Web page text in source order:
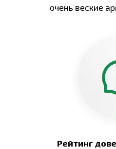
очень веские
Рейтинг